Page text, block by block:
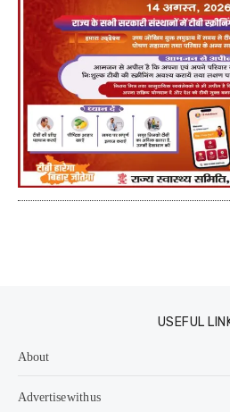
USEFUL
About
Advertise with us